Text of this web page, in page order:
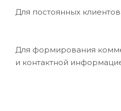
Для постоянных
Для формирования
и контактной